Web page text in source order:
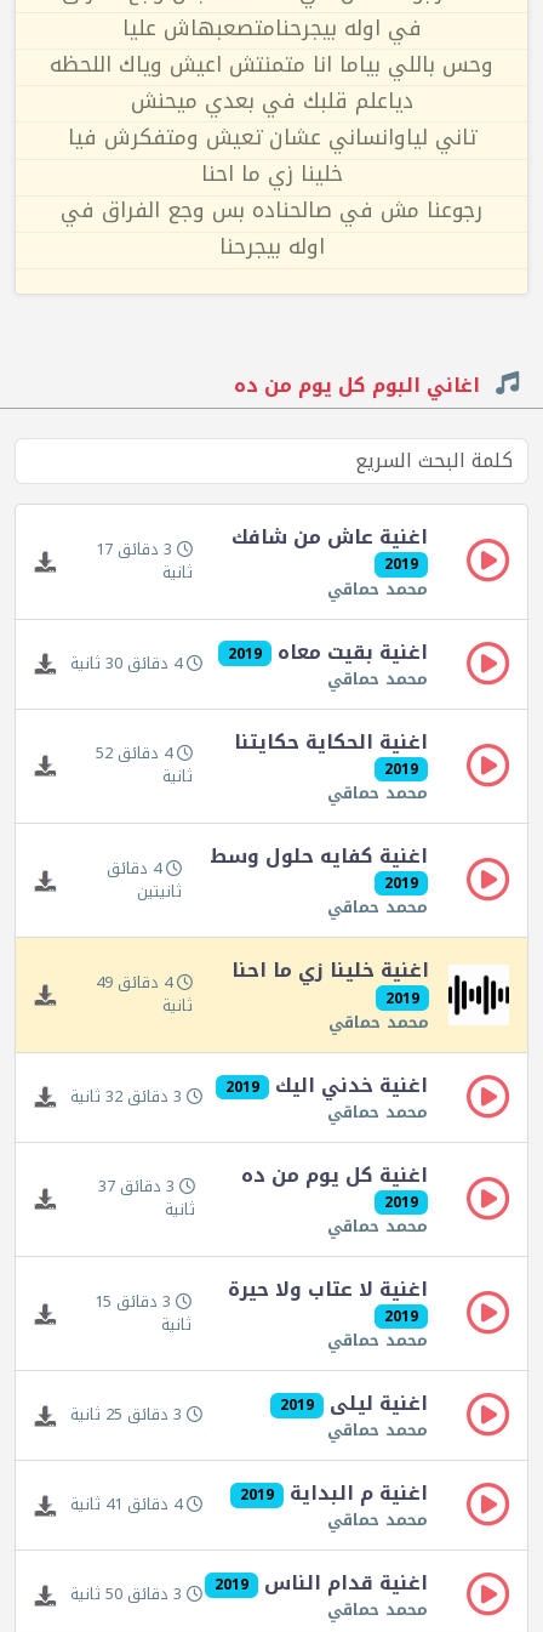
في اوله بيجرحنامتصعبهاش عليا
وحس باللي بياما انا متمنتش اعيش وياك اللحظه
دياعلم قلبك في بعدي ميحنش
تاني لياوانساني عشان تعيش ومتفكرش فيا
خلينا زي ما احنا
رجوعنا مش في صالحناده بس وجع الفراق في
اوله بيجرحنا
اغاني البوم كل يوم من ده
اغنية عاش من شافك
2019
محمد حماقي
3 دقائق 17
ثانية
اغنية بقيت معاه 2019
محمد حماقي 4 دقائق 30 ثانية
اغنية الحكاية حكايتنا
2019
محمد حماقي
4 دقائق 52
ثانية
اغنية كفايه حلول وسط
2019
محمد حماقي
4 دقائق
ثانيتين
اغنية خلينا زي ما احنا
2019
محمد حماقي
4 دقائق 49
ثانية
اغنية خدني اليك 2019
محمد حماقي 3 دقائق 32 ثانية
اغنية كل يوم من ده
2019
محمد حماقي
3 دقائق 37
ثانية
اغنية لا عتاب ولا حيرة
2019
محمد حماقي
3 دقائق 15
ثانية
اغنية ليلى 2019
محمد حماقي 3 دقائق 25 ثانية
اغنية م البداية 2019
محمد حماقي 4 دقائق 41 ثانية
اغنية قدام الناس 2019
محمد حماقي 3 دقائق 50 ثانية